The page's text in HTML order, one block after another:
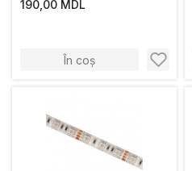
190,00 MDL
În coș